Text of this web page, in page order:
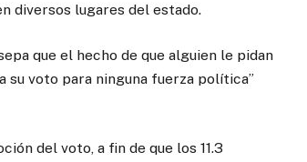
diversos lugares del estado.
que el hecho de que alguien le pidan
su voto para ninguna fuerza política”
del voto, a fin de que los 11.3